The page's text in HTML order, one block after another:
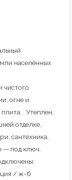
нacелённыx
чистогo
огне и
. Утеплен,
отделке,
сантехника,
— под ключ.
/ ж-б